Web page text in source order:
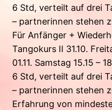
6 Std, verteilt auf drei
– partnerinnen stehen
Für Anfänger +
Tangokurs II 31.10.
01.11. Samstag 15.15 –
6 Std, verteilt auf drei
– partnerinnen stehen
Erfahrung von